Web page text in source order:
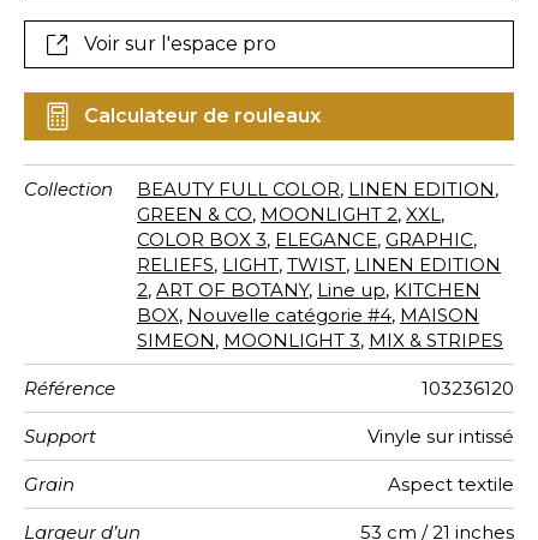
Voir sur l'espace pro
Calculateur de rouleaux
Collection BEAUTY FULL COLOR, LINEN EDITION,
GREEN & CO, MOONLIGHT 2, XXL,
COLOR BOX 3, ELEGANCE, GRAPHIC,
RELIEFS, LIGHT, TWIST, LINEN EDITION
2, ART OF BOTANY, Line up, KITCHEN
BOX, Nouvelle catégorie #4, MAISON
SIMEON, MOONLIGHT 3, MIX & STRIPES
Référence 103236120
Support Vinyle sur intissé
Grain Aspect textile
Largeur d’un
53 cm / 21 inches